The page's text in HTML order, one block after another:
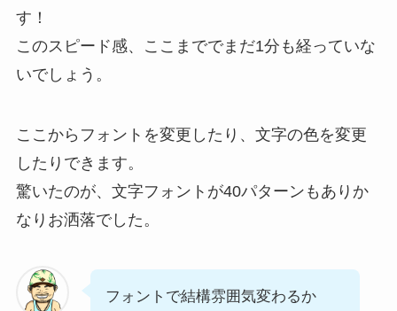
す！
このスピード感、ここまででまだ1分も経っていな
いでしょう。
ここからフォントを変更したり、文字の色を変更
したりできます。
驚いたのが、文字フォントが40パターンもありか
なりお洒落でした。
フォントで結構雰囲気変わるか